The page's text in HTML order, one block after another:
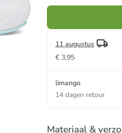
11 augustus
€ 3,95
limango
14 dagen retour
Materiaal &